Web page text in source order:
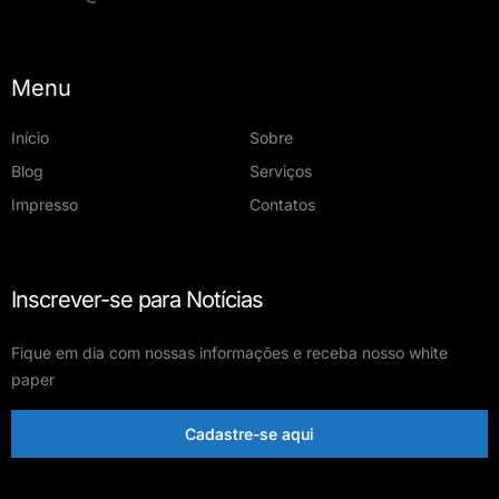
Menu
Início
Sobre
Blog
Serviços
Impresso
Contatos
Inscrever-se para Notícias
Fique em dia com nossas informações e receba nosso white
paper
Cadastre-se aqui